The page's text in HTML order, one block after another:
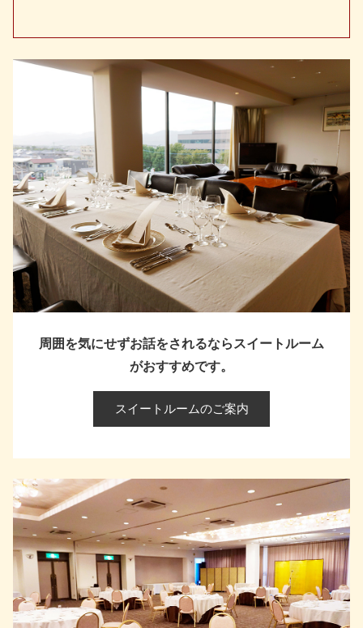
周囲を気にせずお話をされるなら スイートルーム
がおすすめです。
スイートルームのご案内